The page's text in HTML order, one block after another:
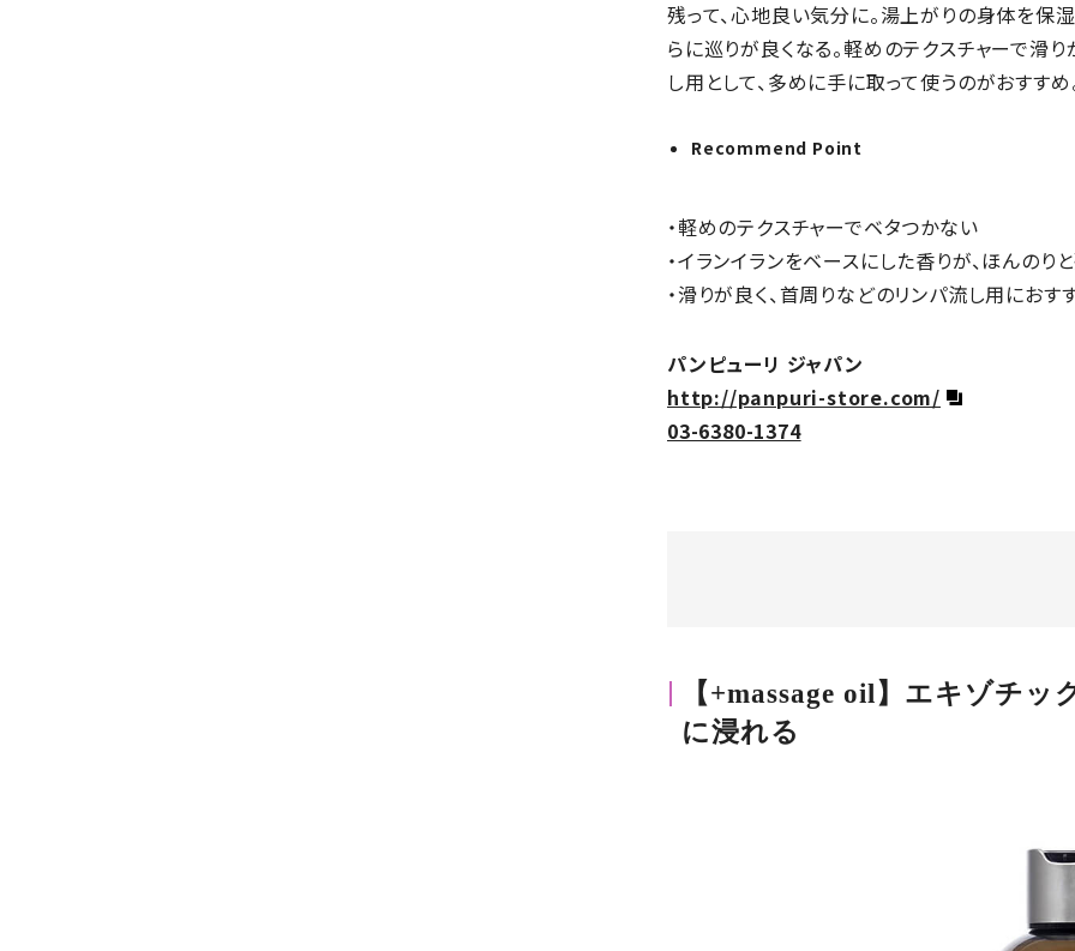
残って、心地良い気分に。湯上がりの身体を保
らに巡りが良くなる。軽めのテクスチャーで滑
し用として、多めに手に取って使うのがおすすめ
Recommend Point
・軽めのテクスチャーでベタつかない
・イランイランをベースにした香りが、ほんのり
・滑りが良く、首周りなどのリンパ流し用におす
パンピューリ ジャパン
http://panpuri-store.com/
03-6380-1374
【+massage oil】エキゾチ
に浸れる